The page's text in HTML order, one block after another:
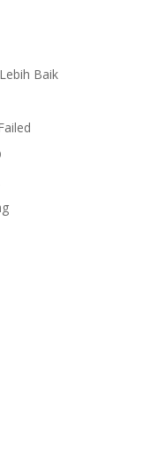
Baik